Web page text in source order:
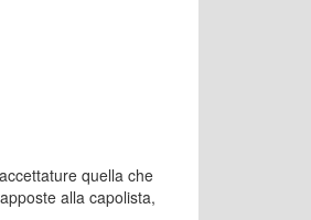
quella che
alla capolista,